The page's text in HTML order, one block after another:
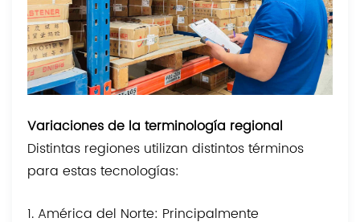
Variaciones de la terminología regional
Distintas regiones utilizan distintos términos
para estas tecnologías:
1. América del Norte: Principalmente